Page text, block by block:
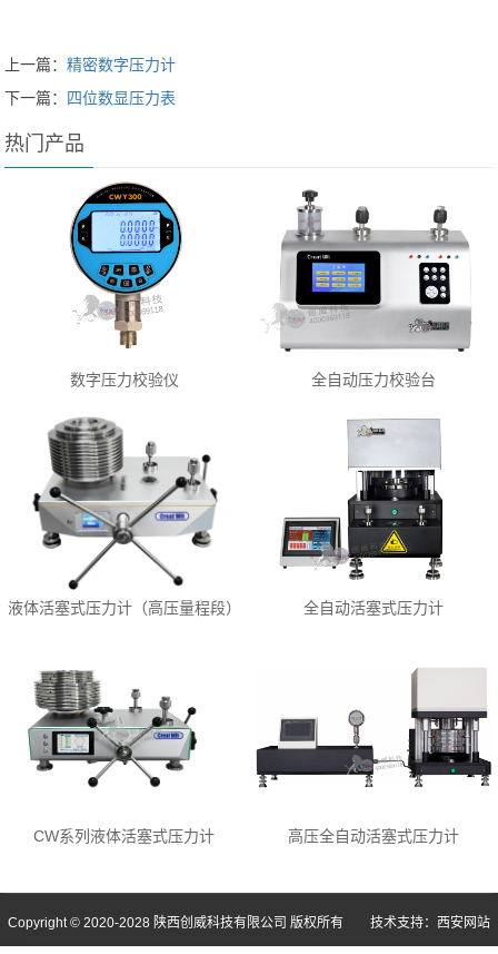
上一篇：精密数字压力计
下一篇： 四位数显压力表
热门产品
数字压力校验仪 全自动压力校验台
液体活塞式压力计（高压量程段） 全自动活塞式压力计
CW系列液体活塞式压力计 高压全自动活塞式压力计
Copyright © 2020-2028 陕西创威科技有限公司 版权所有 技术支持： 西安网站